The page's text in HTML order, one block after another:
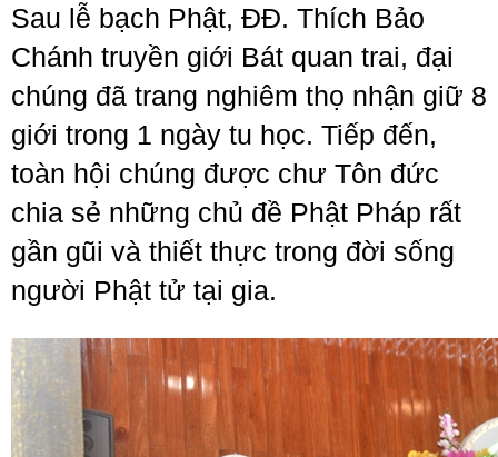
Sau lễ bạch Phật, ĐĐ. Thích Bảo
Chánh truyền giới Bát quan trai, đại
chúng đã trang nghiêm thọ nhận giữ 8
giới trong 1 ngày tu học. Tiếp đến,
toàn hội chúng được chư Tôn đức
chia sẻ những chủ đề Phật Pháp rất
gần gũi và thiết thực trong đời sống
người Phật tử tại gia.